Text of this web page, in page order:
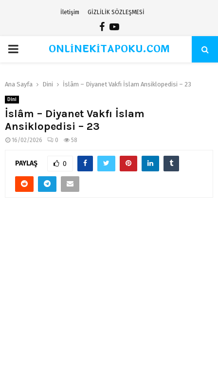
İletişim GİZLİLİK SÖZLEŞMESİ
Facebook
Youtube
PRIMARYONLİNEKİTAPOKU.COM
Ana Sayfa Dini İslâm – Diyanet Vakfı İslam Ansiklopedisi – 23
Dini
İslâm – Diyanet Vakfı İslam
Ansiklopedisi – 23
16/02/2026 0 58
PAYLAŞ 0